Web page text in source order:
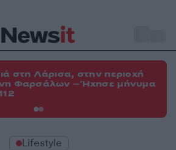
στη Λάρισα, στην περιοχή
Φαρσάλων – Ήχησε μήνυμα
Lifestyle